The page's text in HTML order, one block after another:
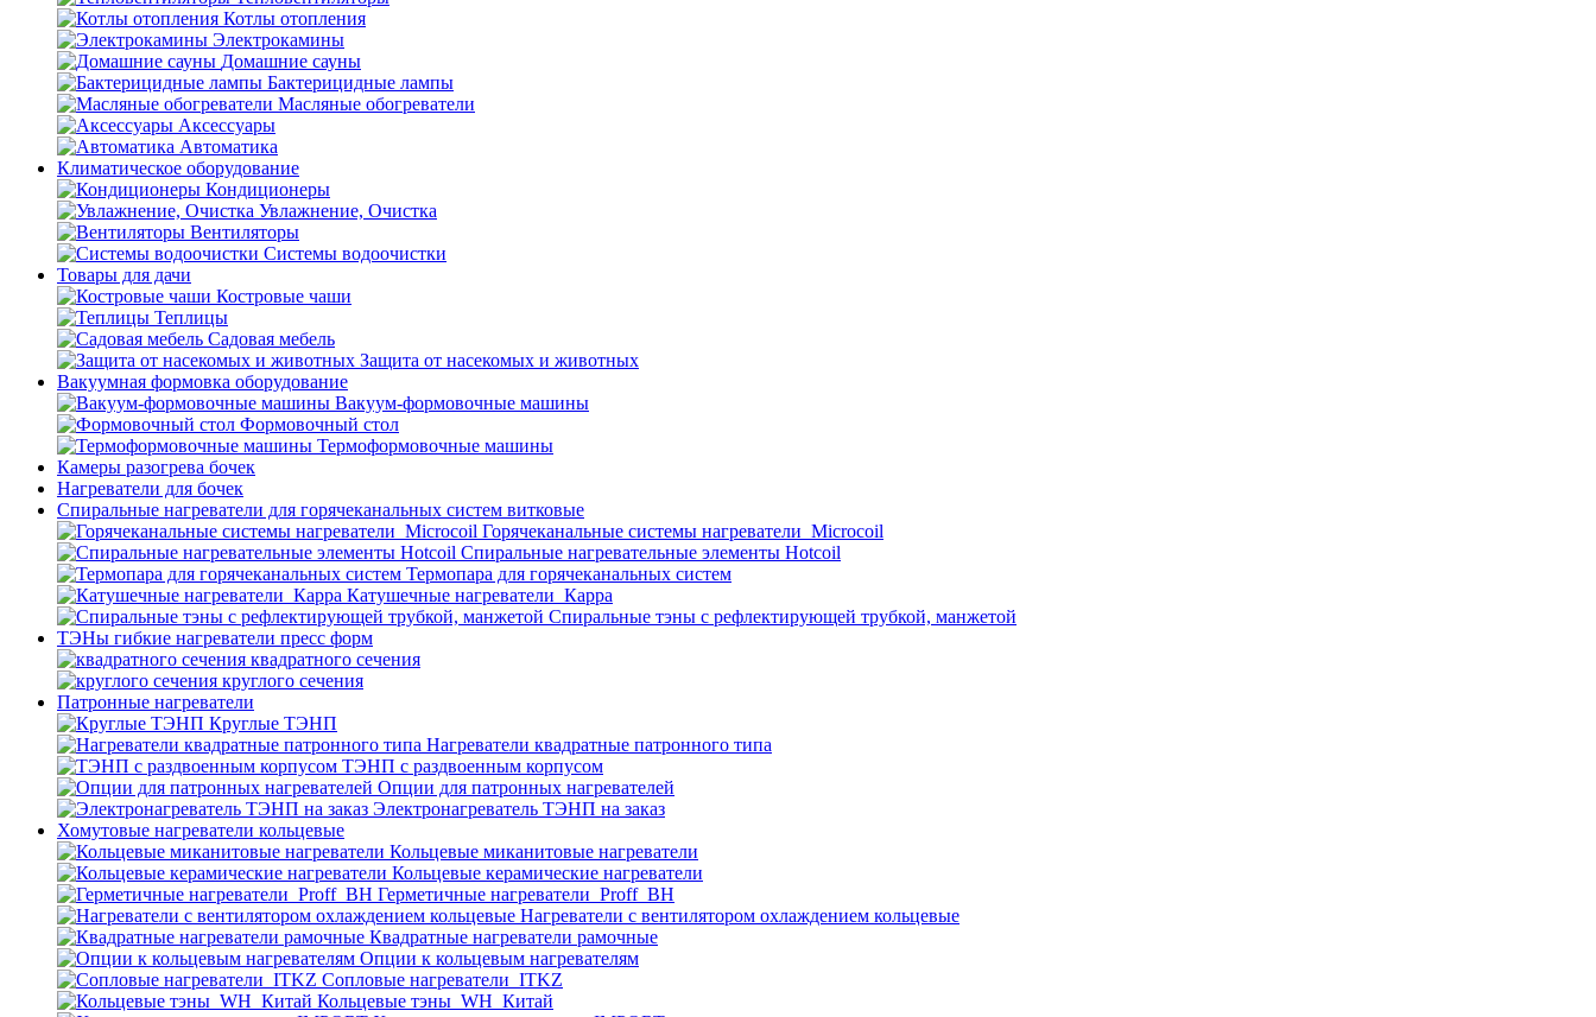
Котлы отопления
Электрокамины
Домашние сауны
Бактерицидные лампы
Масляные обогреватели
Аксессуары
Автоматика
Климатическое оборудование
Кондиционеры
Увлажнение, Очистка
Вентиляторы
Системы водоочистки
Товары для дачи
Костровые чаши
Теплицы
Садовая мебель
Защита от насекомых и животных
Вакуумная формовка оборудование
Вакуум-формовочные машины
Формовочный стол
Термоформовочные машины
Камеры разогрева бочек
Нагреватели для бочек
Спиральные нагреватели для горячеканальных систем витковые
Горячеканальные системы нагреватели_Microcoil
Спиральные нагревательные элементы Hotcoil
Термопара для горячеканальных систем
Катушечные нагреватели_Карра
Спиральные тэны с рефлектирующей трубкой, манжетой
ТЭНы гибкие нагреватели пресс форм
квадратного сечения
круглого сечения
Патронные нагреватели
Круглые ТЭНП
Нагреватели квадратные патронного типа
ТЭНП с раздвоенным корпусом
Опции для патронных нагревателей
Электронагреватель ТЭНП на заказ
Хомутовые нагреватели кольцевые
Кольцевые миканитовые нагреватели
Кольцевые керамические нагреватели
Герметичные нагреватели_Proff_BH
Нагреватели с вентилятором охлаждением кольцевые
Квадратные нагреватели рамочные
Опции к кольцевым нагревателям
Cопловые нагреватели_ITKZ
Кольцевые тэны_WH_Китай